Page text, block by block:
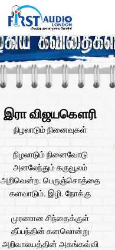
இரா விஜயகௌரி
நிழலாடும் நினைவுகள்
நிழலாடும் நினைவோடு
அனலேந்தும் கருவூலம்
அறிவென்ற. பெருஞ்சொத்தை
களவாடும். இழி. நோக்கு
முரணான சிந்தைக்குள்
தீப்பந்தின் கனலொன்று
அறிவாலயத்தின் அகங்கவ்வி